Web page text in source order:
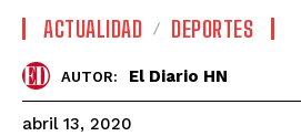
ACTUALIDAD DEPORTES
AUTOR: El Diario HN
abril 13, 2020